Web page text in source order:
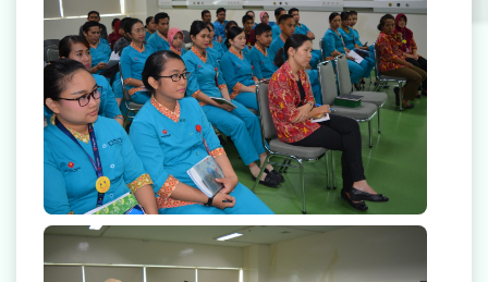
Radiologi
Farmasi
Ambulans
Artikel
Promo
Video Edukasi Kesehatan